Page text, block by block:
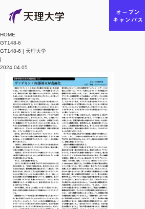
オープン
キャンパス
HOME
GT148-6
GT148-6 | 天理大学
|
2024.04.05